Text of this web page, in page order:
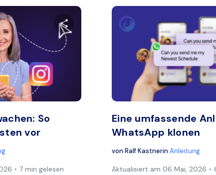
Diesen Artikel teilen
Link kopieren
So
vor
7 min gelesen
Eine umfassende
WhatsApp klonen
von Ralf Kastnerin Anleitung
Aktualisiert am 06 Mai, 2026